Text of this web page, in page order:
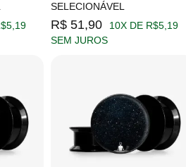
SELECIONÁVEL
R$ 51,90
10X DE R$5,19
SEM JUROS